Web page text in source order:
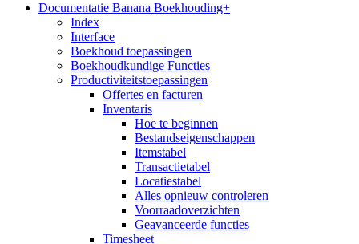
Documentatie Banana Boekhouding+
Index
Interface
Boekhoud toepassingen
Boekhoudkundige Functies
Productiviteitstoepassingen
Offertes en facturen
Inventaris
Hoe te beginnen
Bestandseigenschappen
Itemstabel
Transactietabel
Locatiestabel
Alles opnieuw controleren
Voorraadoverzichten
Geavanceerde functies
Timesheet